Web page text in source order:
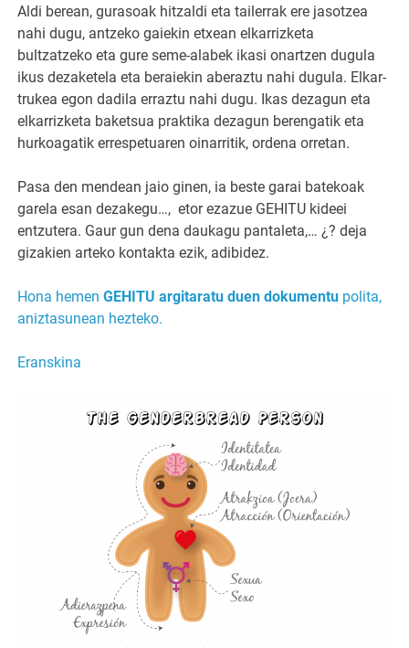
Aldi berean, gurasoak hitzaldi eta tailerrak ere jasotzea
nahi dugu, antzeko gaiekin etxean elkarrizketa
bultzatzeko eta gure seme-alabek ikasi onartzen dugula
ikus dezaketela eta beraiekin aberaztu nahi dugula. Elkar-
trukea egon dadila erraztu nahi dugu. Ikas dezagun eta
elkarrizketa baketsua praktika dezagun berengatik eta
hurkoagatik errespetuaren oinarritik, ordena orretan.
Pasa den mendean jaio ginen, ia beste garai batekoak
garela esan dezakegu…, etor ezazue GEHITU kideei
entzutera. Gaur gun dena daukagu pantaleta,… ¿? deja
gizakien arteko kontakta ezik, adibidez.
Hona hemenGEHITU argitaratu duen dokumentu polita,
aniztasunean hezteko.
Eranskina